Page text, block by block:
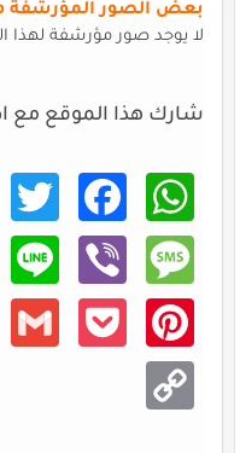
بعض الصور المؤرشفة
لا يوجد صور مؤرشفة لهذا
شارك هذا الموقع مع
What
sApp
Faceb
ook
Twitt
er
Mess
age
Viber
Line
Pinte
rest
Pocke
Gmail
Copy
Link